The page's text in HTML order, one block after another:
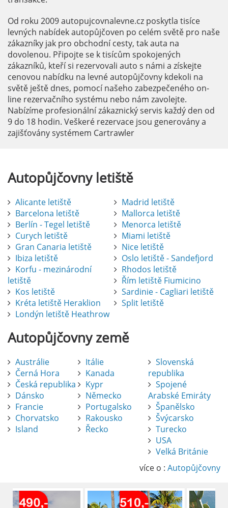
Od roku 2009 autopujcovnalevne.cz poskytla tisíce
levných nabídek autopůjčoven po celém světě pro naše
zákazníky jak pro obchodní cesty, tak auta na
dovolenou. Připojte se k tisícům spokojených
zákazníků, kteří si rezervovali auto s námi a získejte
cenovou nabídku na levné autopůjčovny kdekoli na
světě ještě dnes, pomocí našeho zabezpečeného on-
line rezervačního systému nebo nám zavolejte.
Nabízíme profesionální zákaznický servis každý den od
9 do 18 hodin. Veškeré rezervace jsou generovány a
zajišťovány systémem Cartrawler
Autopůjčovnyletiště
Alicante letiště
Barcelona letiště
Berlín - Tegel letiště
Curych letiště
Gran Canaria letiště
Ibiza letiště
Korfu - mezinárodní
letiště
Kos letiště
Kréta letiště Heraklion
Londýn letiště Heathrow
Madrid letiště
Mallorca letiště
Menorca letiště
Miami letiště
Nice letiště
Oslo letiště - Sandefjord
Rhodos letiště
Řím letiště Fiumicino
Sardinie - Cagliari letiště
Split letiště
Autopůjčovnyzemě
Austrálie
Černá Hora
Česká republika
Dánsko
Francie
Chorvatsko
Island
Itálie
Kanada
Kypr
Německo
Portugalsko
Rakousko
Řecko
Slovenská
republika
Spojené
Arabské Emiráty
Španělsko
Švýcarsko
Turecko
USA
Velká Británie
více o : Autopůjčovny
Pronájem auta na letišti Alicante
Půjčení auta na letišti v Alicante je výborný
způsob, jak pohodlně objevovat město i jeho
brána do regionu Costa Blanca, se nachází
přibližně 9 km od centra Alicante.